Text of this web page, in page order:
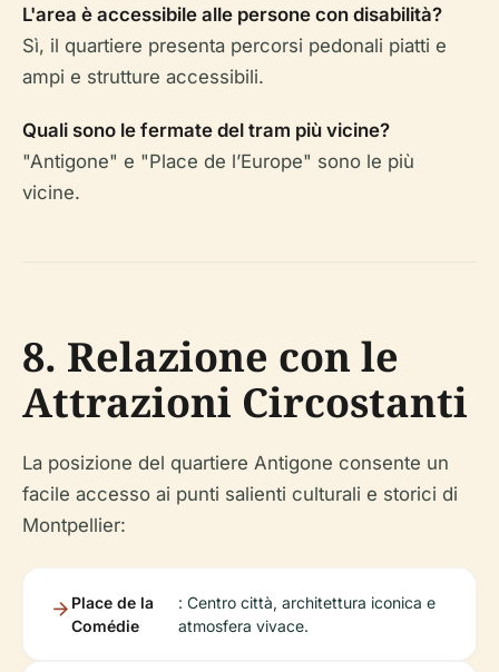
L'area è accessibile alle persone con disabilità?
Sì, il quartiere presenta percorsi pedonali piatti e
ampi e strutture accessibili.
Quali sono le fermate del tram più vicine?
"Antigone" e "Place de l’Europe" sono le più
vicine.
8. Relazione con le
Attrazioni Circostanti
La posizione del quartiere Antigone consente un
facile accesso ai punti salienti culturali e storici di
Montpellier:
Place de la
Comédie
: Centro città, architettura iconica e
atmosfera vivace.